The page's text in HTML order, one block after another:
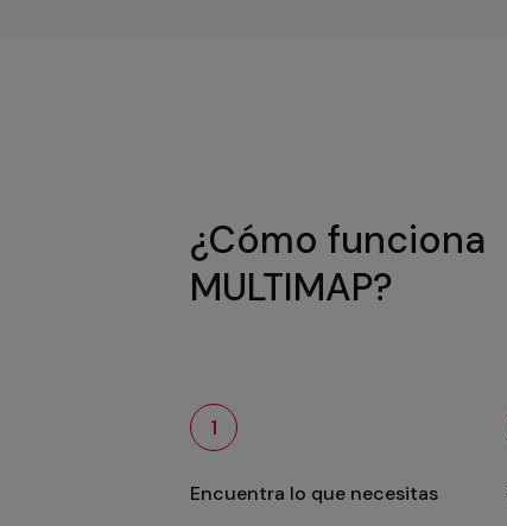
¿Cómo funciona
MULTIMAP?
1
Encuentra lo que necesitas